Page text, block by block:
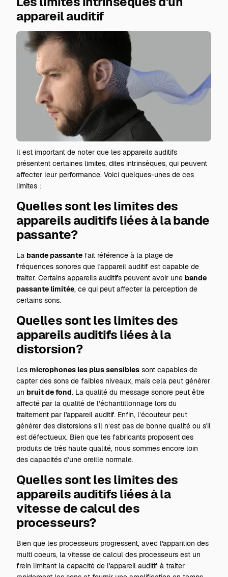
appareil auditif
Il est important de noter que les appareils auditifs
présentent certaines limites, dites intrinsèques, qui peuvent
affecter leur performance. Voici quelques-unes de ces
limites :
Quelles sont les limites des
appareils auditifs liées à la bande
passante?
La bande passante fait référence à la plage de
fréquences sonores que l'appareil auditif est capable de
traiter. Certains appareils auditifs peuvent avoir une bande
passante limitée, ce qui peut affecter la perception de
certains sons.
Quelles sont les limites des
appareils auditifs liées à la
distorsion?
Les microphones les plus sensibles sont capables de
capter des sons de faibles niveaux, mais cela peut générer
un bruit de fond. La qualité du message sonore peut être
affecté par la qualité de l’échantillonnage lors du
traitement par l'appareil auditif. Enfin, l’écouteur peut
générer des distorsions s’il n’est pas de bonne qualité ou s'il
est défectueux. Bien que les fabricants proposent des
produits de très haute qualité, nous sommes encore loin
des capacités d’une oreille normale.
Quelles sont les limites des
appareils auditifs liées à la
vitesse de calcul des
processeurs?
Bien que les processeurs progressent, avec l'apparition des
multi coeurs, la vitesse de calcul des processeurs est un
frein limitant la capacité de l'appareil auditif à traiter